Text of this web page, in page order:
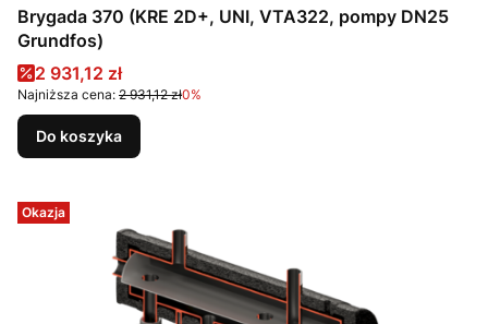
Brygada 370 (KRE 2D+, UNI, VTA322, pompy DN25
Grundfos)
Cena promocyjna
2 931,12 zł
Najniższa cena: 2 931,12 zł0%
Do koszyka
Okazja